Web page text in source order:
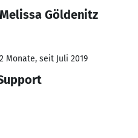
Göldenitz
Monate, seit Juli 2019